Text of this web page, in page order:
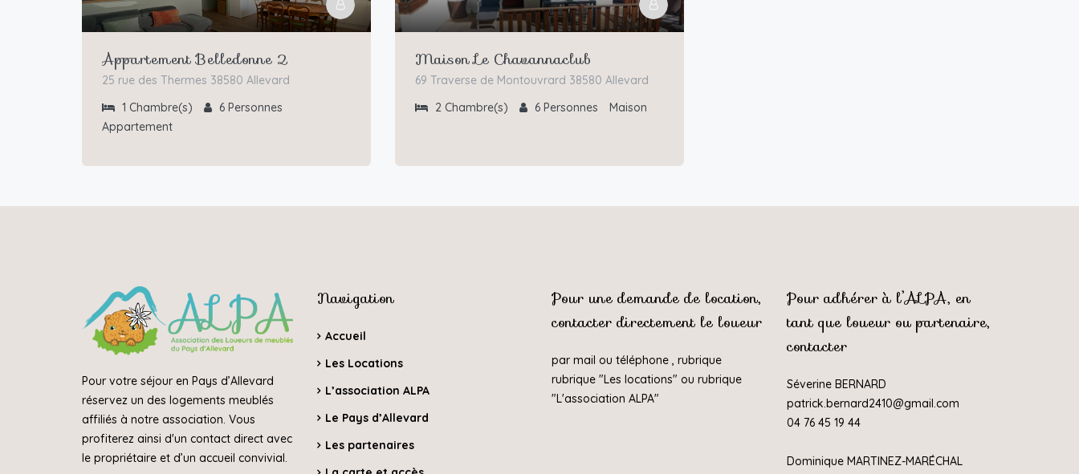
Appartement Belledonne 2
25 rue des Thermes 38580 Allevard
1 Chambre(s) 6 Personnes
Appartement
Maison Le Chavannaclub
69 Traverse de Montouvrard 38580 Allevard
2 Chambre(s) 6 Personnes Maison
Pour votre séjour en Pays d’Allevard
réservez un des logements meublés
affiliés à notre association. Vous
profiterez ainsi d'un contact direct avec
le propriétaire et d’un accueil convivial.
Navigation
Accueil
Les Locations
L’association ALPA
Le Pays d’Allevard
Les partenaires
Pour une demande de location,
contacter directement le loueur
par mail ou téléphone , rubrique
rubrique "Les locations" ou rubrique
"L'association ALPA"
Pour adhérer à l’ALPA, en
tant que loueur ou partenaire,
contacter
Séverine BERNARD
patrick.bernard2410@gmail.com
04 76 45 19 44
Dominique MARTINEZ-MARÉCHAL